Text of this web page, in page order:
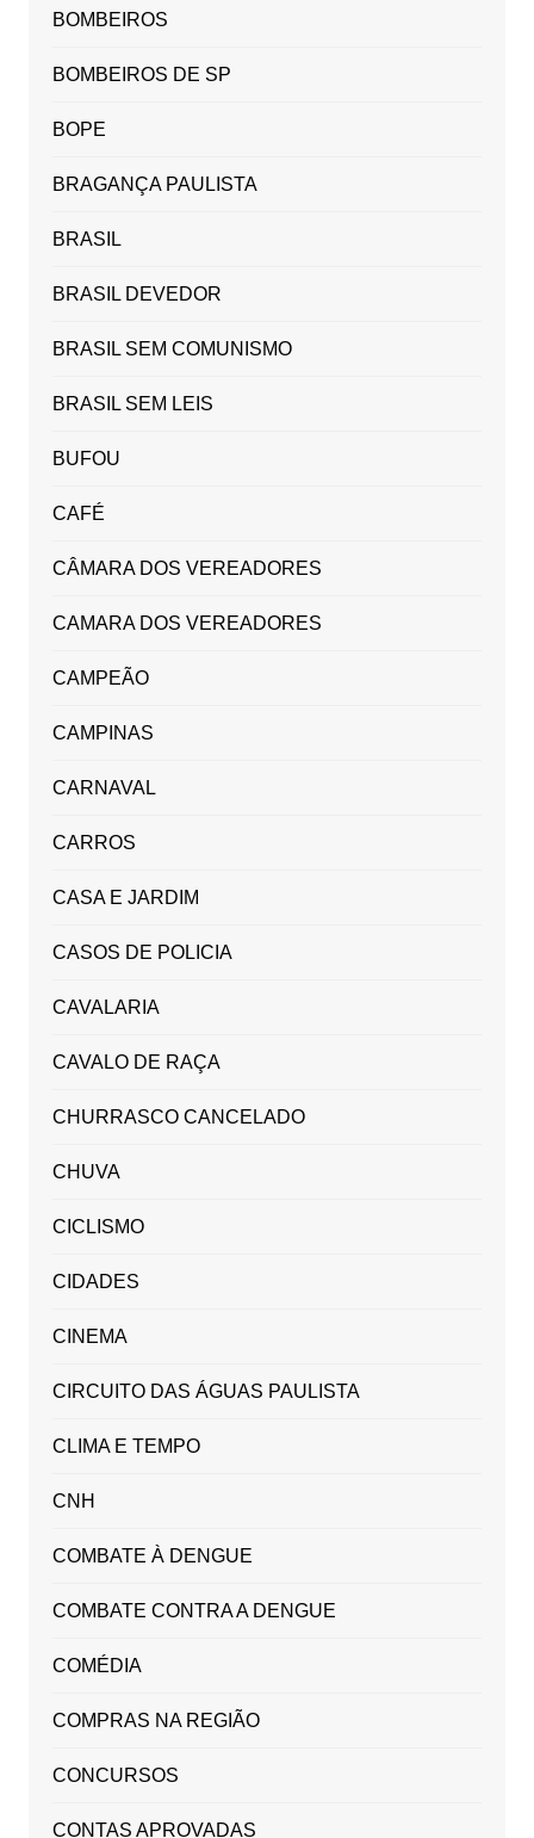
BOMBEIROS
BOMBEIROS DE SP
BOPE
BRAGANÇA PAULISTA
BRASIL
BRASIL DEVEDOR
BRASIL SEM COMUNISMO
BRASIL SEM LEIS
BUFOU
CAFÉ
CÂMARA DOS VEREADORES
CAMARA DOS VEREADORES
CAMPEÃO
CAMPINAS
CARNAVAL
CARROS
CASA E JARDIM
CASOS DE POLICIA
CAVALARIA
CAVALO DE RAÇA
CHURRASCO CANCELADO
CHUVA
CICLISMO
CIDADES
CINEMA
CIRCUITO DAS ÁGUAS PAULISTA
CLIMA E TEMPO
CNH
COMBATE À DENGUE
COMBATE CONTRA A DENGUE
COMÉDIA
COMPRAS NA REGIÃO
CONCURSOS
CONTAS APROVADAS